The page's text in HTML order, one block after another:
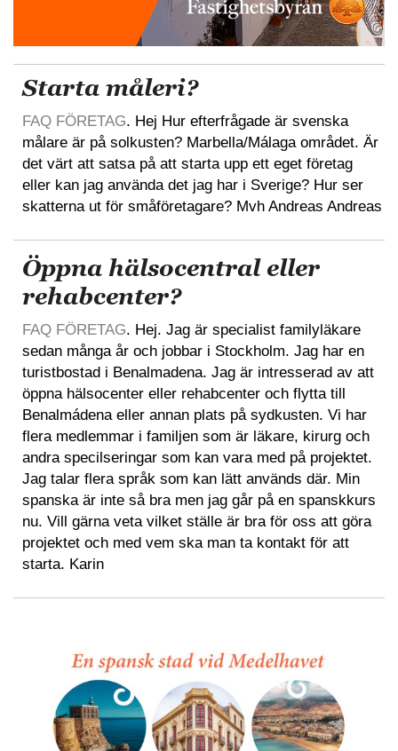
Starta måleri?
FAQ FÖRETAG. Hej Hur efterfrågade är svenska
målare är på solkusten? Marbella/Málaga området. Är
det värt att satsa på att starta upp ett eget företag
eller kan jag använda det jag har i Sverige? Hur ser
skatterna ut för småföretagare? Mvh Andreas Andreas
Öppna hälsocentral eller
rehabcenter?
FAQ FÖRETAG. Hej. Jag är specialist familyläkare
sedan många år och jobbar i Stockholm. Jag har en
turistbostad i Benalmadena. Jag är intresserad av att
öppna hälsocenter eller rehabcenter och flytta till
Benalmádena eller annan plats på sydkusten. Vi har
flera medlemmar i familjen som är läkare, kirurg och
andra specilseringar som kan vara med på projektet.
Jag talar flera språk som kan lätt används där. Min
spanska är inte så bra men jag går på en spanskkurs
nu. Vill gärna veta vilket ställe är bra för oss att göra
projektet och med vem ska man ta kontakt för att
starta. Karin